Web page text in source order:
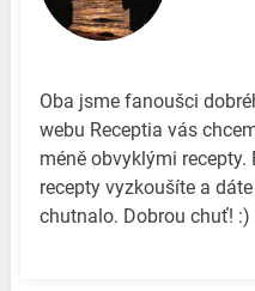
Oba jsme fanoušci
webu Receptia vás
méně obvyklými recepty.
recepty vyzkoušíte a
chutnalo. Dobrou chuť! :)